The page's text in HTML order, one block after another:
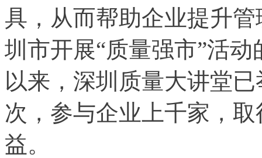
具，从而帮助企业提升
圳市开展“质量强市”活
以来，深圳质量大讲堂
次，参与企业上千家，
益。